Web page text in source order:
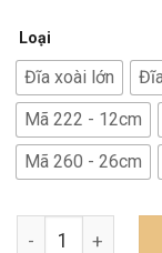
Loại
Đĩa xoài lớn
Mã 222 - 12cm
Mã 260 - 26cm
Đĩa nhựa quantity